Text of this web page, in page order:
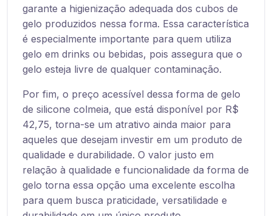
garante a higienização adequada dos cubos de
gelo produzidos nessa forma. Essa característica
é especialmente importante para quem utiliza
gelo em drinks ou bebidas, pois assegura que o
gelo esteja livre de qualquer contaminação.
Por fim, o preço acessível dessa forma de gelo
de silicone colmeia, que está disponível por R$
42,75, torna-se um atrativo ainda maior para
aqueles que desejam investir em um produto de
qualidade e durabilidade. O valor justo em
relação à qualidade e funcionalidade da forma de
gelo torna essa opção uma excelente escolha
para quem busca praticidade, versatilidade e